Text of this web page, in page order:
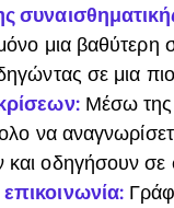
μια βαθύτερη
σε μια
Μέσω της
να
και οδηγήσουν